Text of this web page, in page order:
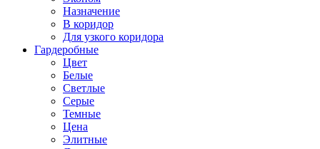
Назначение
В коридор
Для узкого коридора
Гардеробные
Цвет
Белые
Светлые
Серые
Темные
Цена
Элитные